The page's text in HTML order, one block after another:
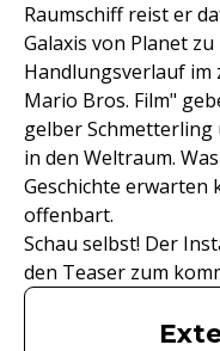
Raumschiff reist er
Galaxis von Planet
Handlungsverlauf im
Mario Bros. Film"
gelber Schmetterling
in den Weltraum.
Geschichte erwarten
offenbart.
Schau selbst! Der
den Teaser zum